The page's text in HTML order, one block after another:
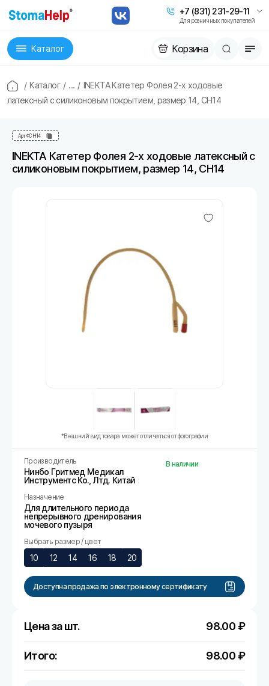
+7 (831) 231-29-11
Для розничных покупателей
Каталог Корзина
/ Каталог / ... / INEKTA Катетер Фолея 2-х ходовые
латексный с силиконовым покрытием, размер 14, CH14
АртФCH14
INEKTA Катетер Фолея 2-х ходовые латексный с
силиконовым покрытием, размер 14, CH14
*Внешний вид товара может отличаться от фотографии
Производитель
Нинбо Гритмед Медикал
Инструментс Ко., Лтд. Китай
Назначение
Для длительного периода
непрерывного дренирования
мочевого пузыря
Выбрать размер / цвет
10 12 14 16 18 20
В наличии
Доступна продажа по электронному сертификату
Цена за шт. 98.00 ₽
Итого: 98.00 ₽